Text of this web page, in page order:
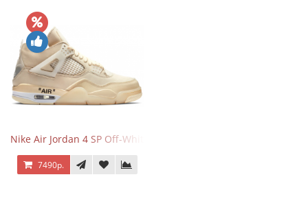
Nike Air Jordan 4 SP Off-White Sail
7490р.